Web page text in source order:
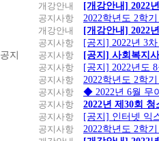
개강안내
[개강안내] 2022
공지사항
2022학년도 2학
개강안내
[개강안내] 2022
공지사항
[공지] 2022년 3
공지
공지사항
[공지] 사회복지
공지사항
[공지] 2022년도
공지사항
2022학년도 2학
공지사항
◆ 2022년 6월 무
공지사항
2022년 제30회
공지사항
[공지] 인터넷 익
공지사항
2022학년도 2학